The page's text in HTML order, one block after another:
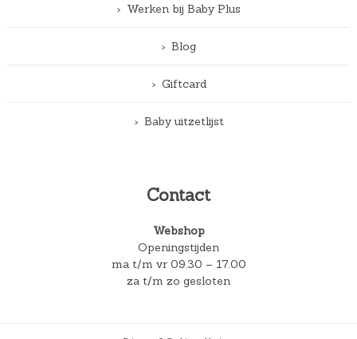
Werken bij Baby Plus
Blog
Giftcard
Baby uitzetlijst
Contact
Webshop
Openingstijden
ma t/m vr 09.30 – 17.00
za t/m zo gesloten